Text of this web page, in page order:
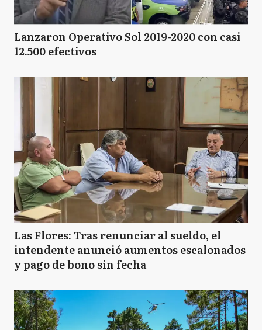
Lanzaron Operativo Sol 2019-2020 con casi
12.500 efectivos
Las Flores: Tras renunciar al sueldo, el
intendente anunció aumentos escalonados
y pago de bono sin fecha